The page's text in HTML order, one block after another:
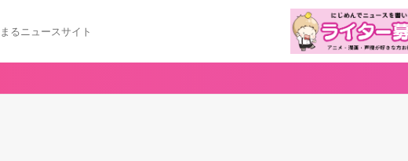
るニュースサイト